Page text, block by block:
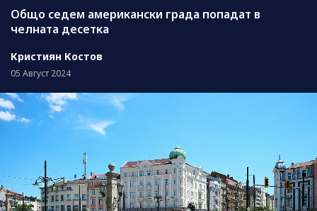
Общо седем американски града попадат в
челната десетка
Кристиян Костов
05 Август 2024